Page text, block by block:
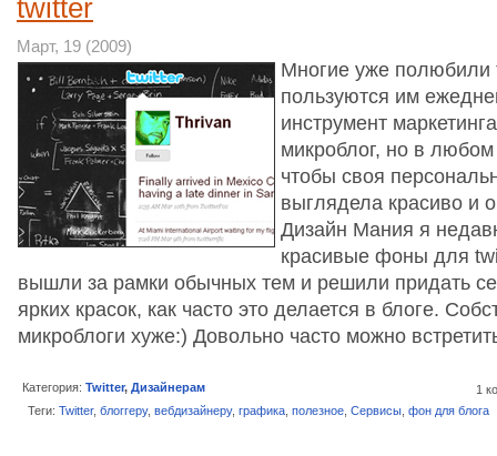
twitter
Март, 19 (2009)
Многие уже полюбили
пользуются им
инструмент
микроблог, но в любом
чтобы своя
выглядела красиво и
Дизайн Мания я
красивые фоны для
вышли за рамки обычных тем и решили придать
ярких красок, как часто это делается в блоге.
микроблоги хуже:) Довольно часто можно
Категория: Twitter, Дизайнерам
1
Теги: Twitter, блоггеру, вебдизайнеру, графика полезное Сервисы фон для блога